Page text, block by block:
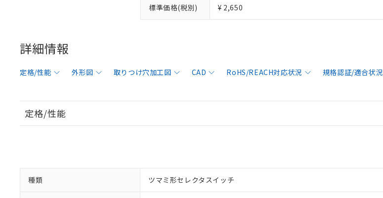
標準価格(税別) ¥ 2,650
詳細情報
定格/性能 外形図 取りつけ穴加工図 CAD RoHS/REACH対応状況 規格認証/適合状況
定格/性能
種類 ツマミ形セレクタスイッチ